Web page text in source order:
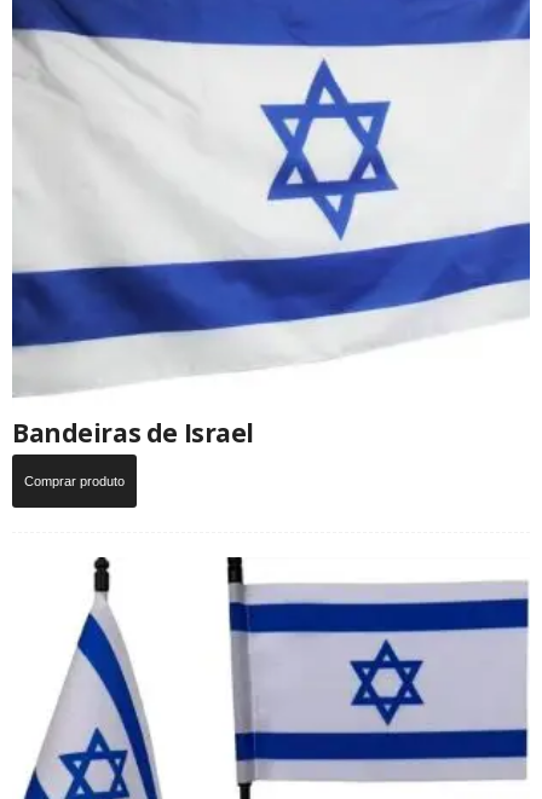
Bandeiras de Israel
Comprar produto